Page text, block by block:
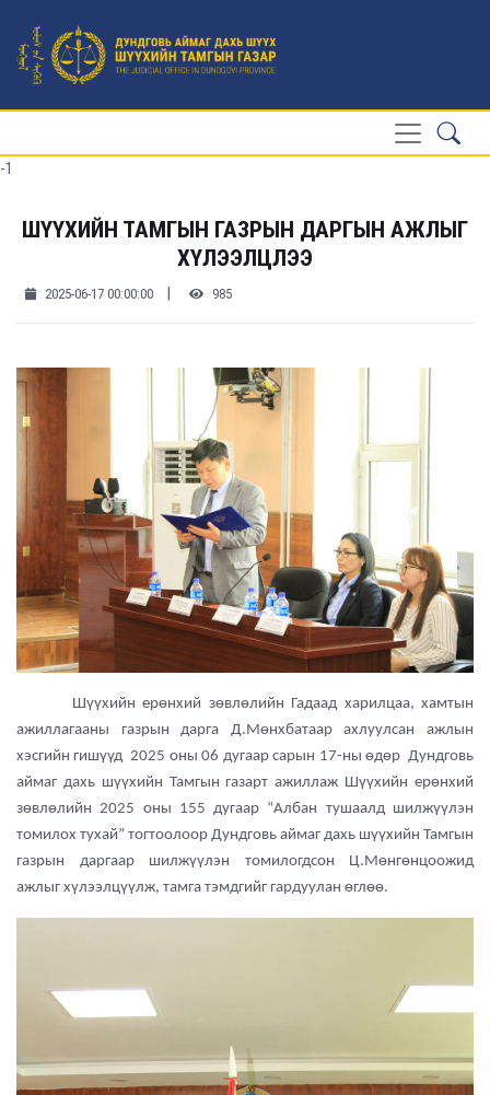
-1
ШҮҮХИЙН ТАМГЫН ГАЗРЫН ДАРГЫН АЖЛЫГ
ХҮЛЭЭЛЦЛЭЭ
2025-06-17 00:00:00 | 985
Шүүхийн ерөнхий зөвлөлийн Гадаад харилцаа, хамтын
ажиллагааны газрын дарга Д.Мөнхбатаар ахлуулсан ажлын
хэсгийн гишүүд 2025 оны 06 дугаар сарын 17-ны өдөр Дундговь
аймаг дахь шүүхийн Тамгын газарт ажиллаж Шүүхийн ерөнхий
зөвлөлийн 2025 оны 155 дугаар “Албан тушаалд шилжүүлэн
томилох тухай” тогтоолоор Дундговь аймаг дахь шүүхийн Тамгын
газрын даргаар шилжүүлэн томилогдсон Ц.Мөнгөнцоожид
ажлыг хүлээлцүүлж, тамга тэмдгийг гардуулан өглөө.